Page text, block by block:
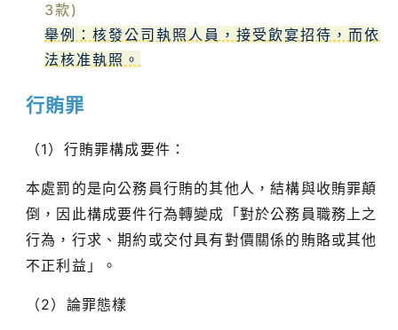
3款)
舉例：核發公司執照人員，接受飲宴招待，而依
法核准執照。
行賄罪
（1）行賄罪構成要件：
本處罰的是向公務員行賄的其他人，結構與收賄罪顛
倒，因此構成要件行為轉變成「對於公務員職務上之
行為，行求、期約或交付具有對價關係的賄賂或其他
不正利益」。
（2）論罪態樣